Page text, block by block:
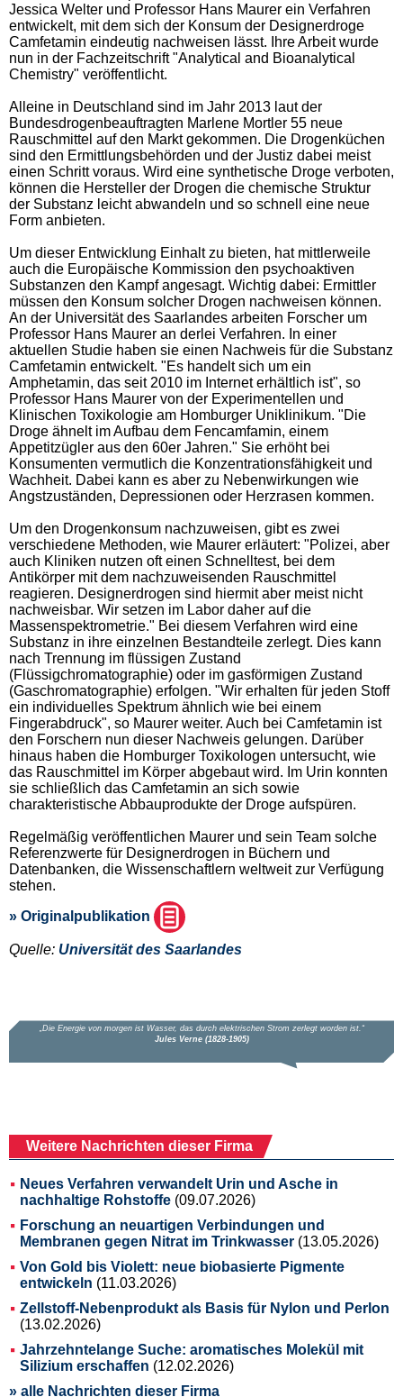
Jessica Welter und Professor Hans Maurer ein Verfahren
entwickelt, mit dem sich der Konsum der Designerdroge
Camfetamin eindeutig nachweisen lässt. Ihre Arbeit wurde
nun in der Fachzeitschrift "Analytical and Bioanalytical
Chemistry" veröffentlicht.
Alleine in Deutschland sind im Jahr 2013 laut der
Bundesdrogenbeauftragten Marlene Mortler 55 neue
Rauschmittel auf den Markt gekommen. Die Drogenküchen
sind den Ermittlungsbehörden und der Justiz dabei meist
einen Schritt voraus. Wird eine synthetische Droge verboten,
können die Hersteller der Drogen die chemische Struktur
der Substanz leicht abwandeln und so schnell eine neue
Form anbieten.
Um dieser Entwicklung Einhalt zu bieten, hat mittlerweile
auch die Europäische Kommission den psychoaktiven
Substanzen den Kampf angesagt. Wichtig dabei: Ermittler
müssen den Konsum solcher Drogen nachweisen können.
An der Universität des Saarlandes arbeiten Forscher um
Professor Hans Maurer an derlei Verfahren. In einer
aktuellen Studie haben sie einen Nachweis für die Substanz
Camfetamin entwickelt. "Es handelt sich um ein
Amphetamin, das seit 2010 im Internet erhältlich ist", so
Professor Hans Maurer von der Experimentellen und
Klinischen Toxikologie am Homburger Uniklinikum. "Die
Droge ähnelt im Aufbau dem Fencamfamin, einem
Appetitzügler aus den 60er Jahren." Sie erhöht bei
Konsumenten vermutlich die Konzentrationsfähigkeit und
Wachheit. Dabei kann es aber zu Nebenwirkungen wie
Angstzuständen, Depressionen oder Herzrasen kommen.
Um den Drogenkonsum nachzuweisen, gibt es zwei
verschiedene Methoden, wie Maurer erläutert: "Polizei, aber
auch Kliniken nutzen oft einen Schnelltest, bei dem
Antikörper mit dem nachzuweisenden Rauschmittel
reagieren. Designerdrogen sind hiermit aber meist nicht
nachweisbar. Wir setzen im Labor daher auf die
Massenspektrometrie." Bei diesem Verfahren wird eine
Substanz in ihre einzelnen Bestandteile zerlegt. Dies kann
nach Trennung im flüssigen Zustand
(Flüssigchromatographie) oder im gasförmigen Zustand
(Gaschromatographie) erfolgen. "Wir erhalten für jeden Stoff
ein individuelles Spektrum ähnlich wie bei einem
Fingerabdruck", so Maurer weiter. Auch bei Camfetamin ist
den Forschern nun dieser Nachweis gelungen. Darüber
hinaus haben die Homburger Toxikologen untersucht, wie
das Rauschmittel im Körper abgebaut wird. Im Urin konnten
sie schließlich das Camfetamin an sich sowie
charakteristische Abbauprodukte der Droge aufspüren.
Regelmäßig veröffentlichen Maurer und sein Team solche
Referenzwerte für Designerdrogen in Büchern und
Datenbanken, die Wissenschaftlern weltweit zur Verfügung
stehen.
» Originalpublikation
Quelle: Universität des Saarlandes
Weitere Nachrichten dieser Firma
Neues Verfahren verwandelt Urin und Asche in
nachhaltige Rohstoffe (09.07.2026)
Forschung an neuartigen Verbindungen und
Membranen gegen Nitrat im Trinkwasser (13.05.2026)
Von Gold bis Violett: neue biobasierte Pigmente
entwickeln (11.03.2026)
Zellstoff-Nebenprodukt als Basis für Nylon und Perlon
(13.02.2026)
Jahrzehntelange Suche: aromatisches Molekül mit
Silizium erschaffen (12.02.2026)
» alle Nachrichten dieser Firma